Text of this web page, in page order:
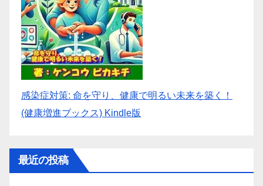
感染症対策: 命を守り、健康で明るい未来を築く！
(健康増進ブックス) Kindle版
最近の投稿